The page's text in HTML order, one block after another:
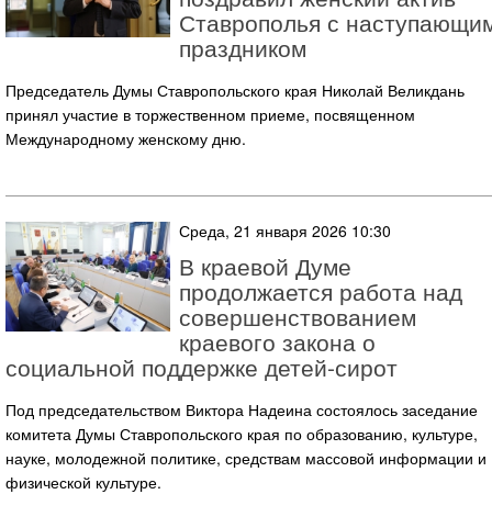
Ставрополья с
праздником
Председатель Думы Ставропольского края Николай Великдань
принял участие в торжественном приеме, посвященном
Международному женскому дню.
Среда, 21 января 2026 10:30
В краевой Думе
продолжается работа над
совершенствованием
краевого закона о
социальной поддержке детей-сирот
Под председательством Виктора Надеина состоялось заседание
комитета Думы Ставропольского края по образованию, культуре,
науке, молодежной политике, средствам массовой информации и
физической культуре.